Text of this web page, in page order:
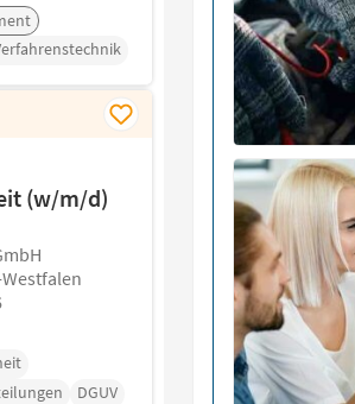
(w/m/d)
DGUV